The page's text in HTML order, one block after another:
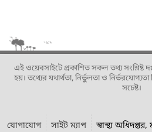
এই ওয়েবসাইটে প্রকাশিত সকল তথ্য সংশ্লিষ্ট
হয়। তথ্যের যথার্থতা, নির্ভুলতা ও নির্ভরযোগ্যতা
সচেষ্ট।
যোগাযোগ সাইট ম্যাপ স্বাস্থ্য